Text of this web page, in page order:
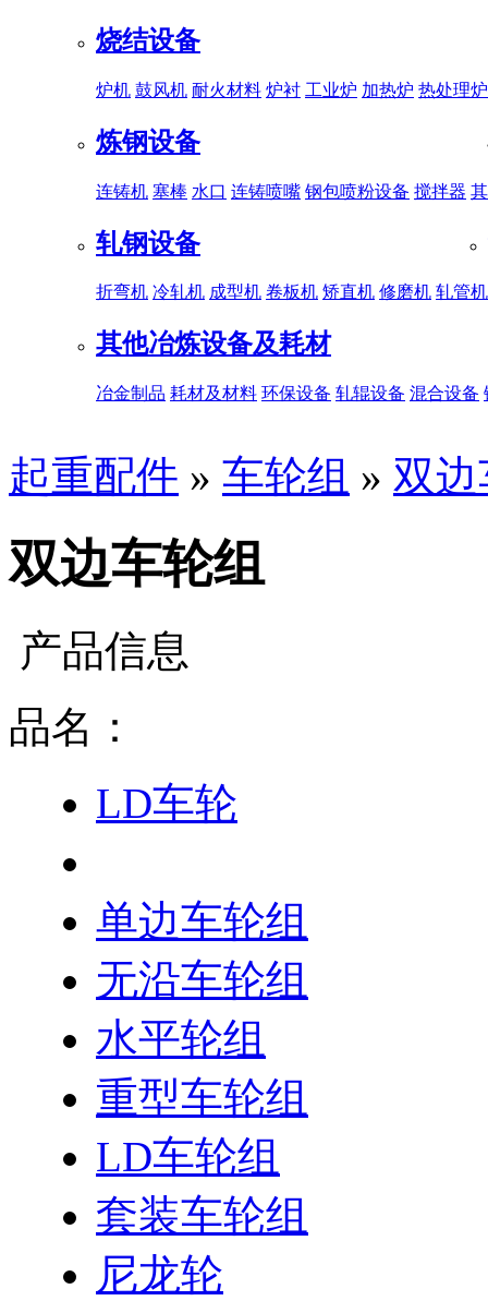
烧结设备
炉机 鼓风机 耐火材料 炉衬 工业炉 加热炉 热处理炉
炼钢设备
连铸机 塞棒 水口 连铸喷嘴 钢包喷粉设备 搅拌器
轧钢设备
折弯机 冷轧机 成型机 卷板机 矫直机 修磨机 轧管机
其他冶炼设备及耗材
冶金制品 耗材及材料 环保设备 轧辊设备 混合设备
起重配件 » 车轮组 » 双
双边车轮组
产品信息
品名：
LD车轮
单边车轮组
无沿车轮组
水平轮组
重型车轮组
LD车轮组
套装车轮组
尼龙轮